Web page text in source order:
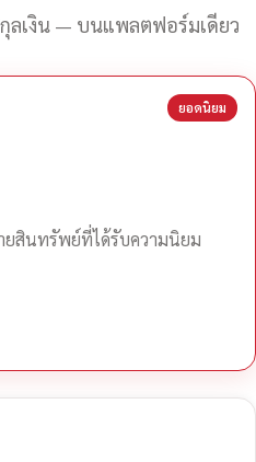
ลเงิน — บนแพลตฟอร์มเดียว
ยอดนิยม
ายสินทรัพย์ที่ได้รับความนิยม